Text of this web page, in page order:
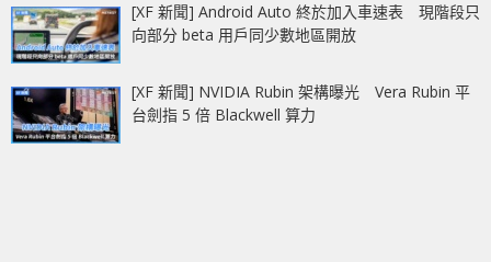
[XF 新聞] Android Auto 終於加入車速表 現階段只
向部分 beta 用戶同少數地區開放
[XF 新聞] NVIDIA Rubin 架構曝光 Vera Rubin 平
台劍指 5 倍 Blackwell 算力